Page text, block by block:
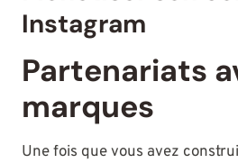
Instagram
Partenariats
marques
Une fois que vous avez